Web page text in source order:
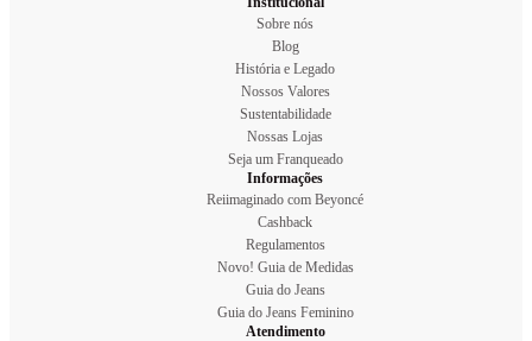
Sobre nós
Blog
História e Legado
Nossos Valores
Sustentabilidade
Nossas Lojas
Seja um Franqueado
Informações
Reiimaginado com Beyoncé
Cashback
Regulamentos
Novo! Guia de Medidas
Guia do Jeans
Guia do Jeans Feminino
Atendimento